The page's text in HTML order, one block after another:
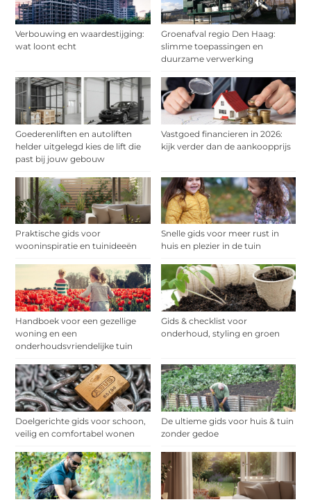
Verbouwing en waardestijging:
wat loont echt
Groenafval regio Den Haag:
slimme toepassingen en
duurzame verwerking
Goederenliften en autoliften
helder uitgelegd kies de lift die
past bij jouw gebouw
Vastgoed financieren in 2026:
kijk verder dan de aankoopprijs
Praktische gids voor
wooninspiratie en tuinideeën
Snelle gids voor meer rust in
huis en plezier in de tuin
Handboek voor een gezellige
woning en een
onderhoudsvriendelijke tuin
Gids & checklist voor
onderhoud, styling en groen
Doelgerichte gids voor schoon,
veilig en comfortabel wonen
De ultieme gids voor huis & tuin
zonder gedoe